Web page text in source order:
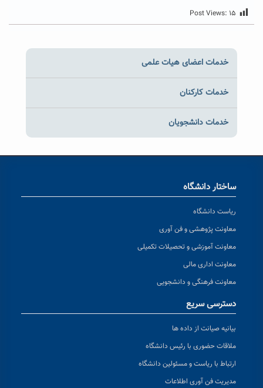
Post Views: ۱۵
خدمات اعضای هیات علمی
خدمات کارکنان
خدمات دانشجویان
ساختار دانشگاه
ریاست دانشگاه
معاونت پژوهشی و فن آوری
معاونت آموزشی و تحصیلات تکمیلی
معاونت اداری مالی
معاونت فرهنگی و دانشجویی
دسترسی سریع
بیانیه صیانت از داده ها
ملاقات حضوری با رئیس دانشگاه
ارتباط با ریاست و مسئولین دانشگاه
مدیریت فن آوری اطلاعات